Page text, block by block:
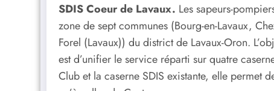
SDIS Coeur de Lavaux. Les sapeurs-
zone de sept communes (Bourg-en-Lavaux,
Forel (Lavaux)) du district de Lavaux-Oron.
est d’unifier le service réparti sur quatre
Club et la caserne SDIS existante, elle permet